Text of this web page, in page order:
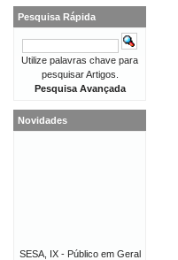
Pesquisa Rápida
Utilize palavras chave para
pesquisar Artigos.
Pesquisa Avançada
Novidades
SESA, IX - Público em Geral